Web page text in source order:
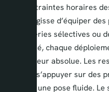
aux contraintes horaires
Qu’il s’agisse d’équiper
parfumeries sélectives ou
proximité, chaque
une rigueur absolue. Les
doivent s’appuyer sur
assurer une pose fluide.